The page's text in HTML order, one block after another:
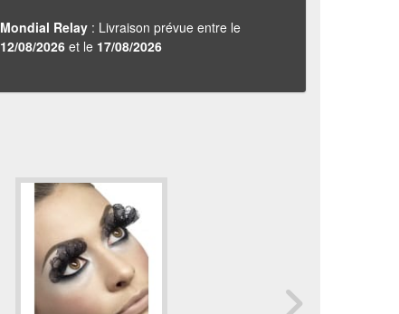
Mondial Relay : Livraison prévue entre le
12/08/2026 et le 17/08/2026